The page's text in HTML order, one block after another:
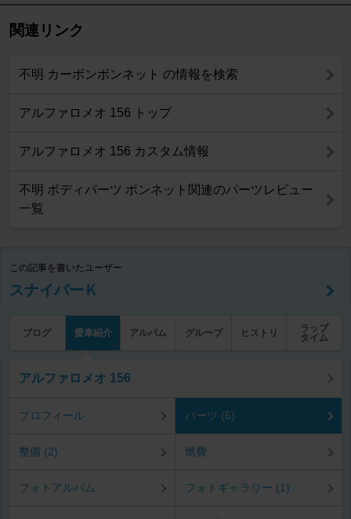
関連リンク
不明 カーボンボンネット の情報を検索
アルファロメオ 156 トップ
アルファロメオ 156 カスタム情報
不明 ボディパーツ ボンネット関連のパーツレビュー
一覧
この記事を書いたユーザー
スナイパーＫ
ブログ 愛車紹介 アルバム グループ ヒストリ
ラップ
タイム
アルファロメオ 156
プロフィール パーツ (5)
整備 (2) 燃費
フォトアルバム フォトギャラリー (1)